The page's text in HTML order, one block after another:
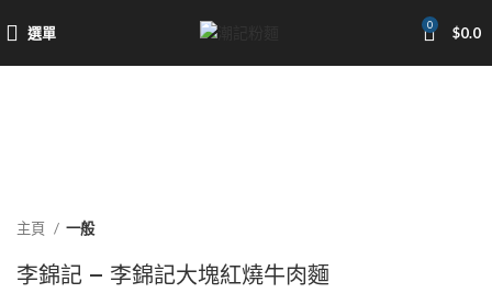
選單 0 $0.0
主頁 一般
李錦記 – 李錦記大塊紅燒牛肉麵